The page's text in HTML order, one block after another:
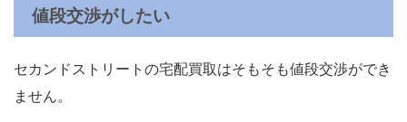
値段交渉がしたい
セカンドストリートの宅配買取はそもそも値段交渉ができ
ません。